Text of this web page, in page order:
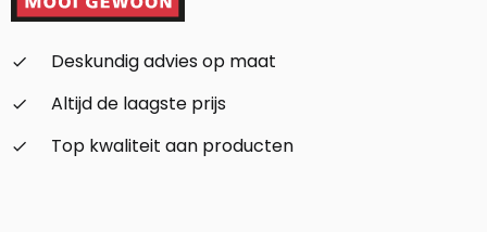
check_small
Deskundig advies op maat
check_small
Altijd de laagste prijs
check_small
Top kwaliteit aan producten